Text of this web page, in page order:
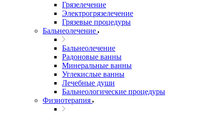
Грязелечение
Электрогрязелечение
Грязевые процедуры
Бальнеолечение
Бальнеолечение
Радоновые ванны
Минеральные ванны
Углекислые ванны
Лечебные души
Бальнеологические процедуры
Физиотерапия